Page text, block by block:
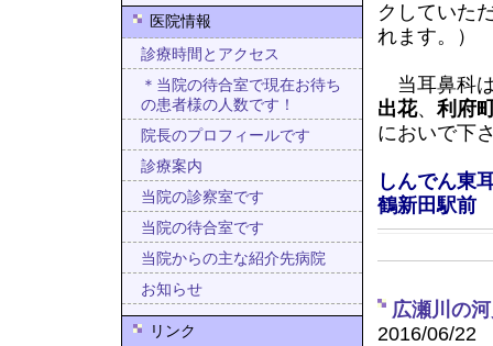
医院情報
診療時間とアクセス
＊当院の待合室で現在お待ち
の患者様の人数です！
院長のプロフィールです
診療案内
当院の診察室です
当院の待合室です
当院からの主な紹介先病院
お知らせ
リンク
クしていた
れます。）
当耳鼻科
出花、利府
においで下
しんでん東
鶴新田駅前
広瀬川の
2016/06/22